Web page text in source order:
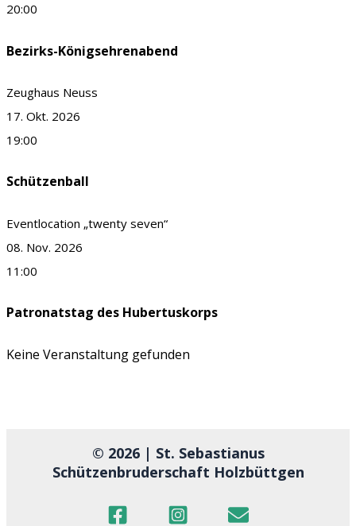
20:00
Bezirks-Königsehrenabend
Zeughaus Neuss
17. Okt. 2026
19:00
Schützenball
Eventlocation „twenty seven“
08. Nov. 2026
11:00
Patronatstag des Hubertuskorps
Keine Veranstaltung gefunden
© 2026 | St. Sebastianus
Schützenbruderschaft Holzbüttgen